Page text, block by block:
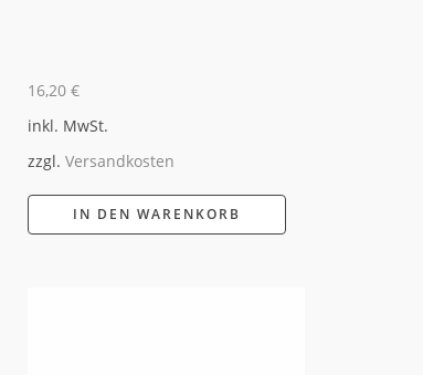
16,20€
inkl. MwSt.
zzgl.Versandkosten
IN DEN WARENKORB